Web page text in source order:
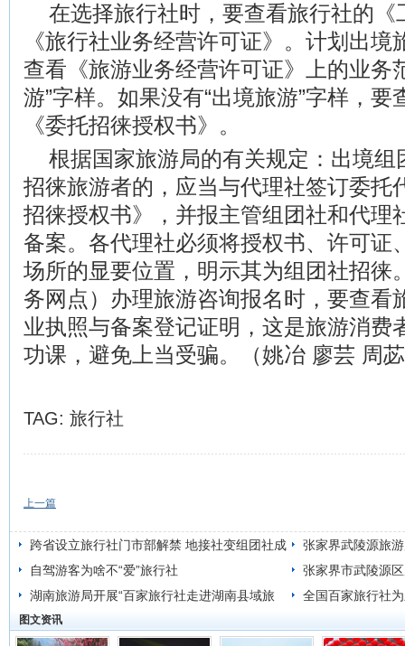
在选择旅行社时，要查看旅行社的《
《旅行社业务经营许可证》。计划出
查看《旅游业务经营许可证》上的业务
游”字样。如果没有“出境旅游”字样，
《委托招徕授权书》。
根据国家旅游局的有关规定：出境组
招徕旅游者的，应当与代理社签订委托
招徕授权书》，并报主管组团社和代理
备案。各代理社必须将授权书、许可证
场所的显要位置，明示其为组团社招徕
务网点）办理旅游咨询报名时，要查看
业执照与备案登记证明，这是旅游消费
功课，避免上当受骗。（姚冶 廖芸 周
TAG: 旅行社
上一篇
跨省设立旅行社门市部解禁 地接社变组团社成
为可能
张家界武陵源旅
人
自驾游客为啥不“爱”旅行社
张家界市武陵源
湖南旅游局开展“百家旅行社走进湖南县域旅
游”活动
全国百家旅行社
图文资讯